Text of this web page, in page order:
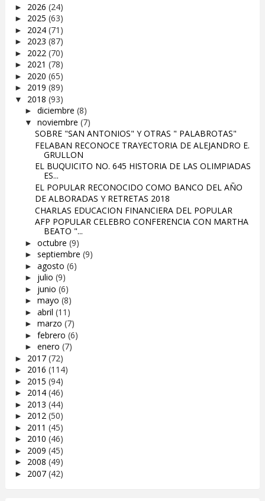
► 2026 (24)
► 2025 (63)
► 2024 (71)
► 2023 (87)
► 2022 (70)
► 2021 (78)
► 2020 (65)
► 2019 (89)
▼ 2018 (93)
► diciembre (8)
▼ noviembre (7)
SOBRE "SAN ANTONIOS" Y OTRAS " PALABROTAS"
FELABAN RECONOCE TRAYECTORIA DE ALEJANDRO E.
GRULLON
EL BUQUICITO NO. 645 HISTORIA DE LAS OLIMPIADAS
ES...
EL POPULAR RECONOCIDO COMO BANCO DEL AÑO
DE ALBORADAS Y RETRETAS 2018
CHARLAS EDUCACION FINANCIERA DEL POPULAR
AFP POPULAR CELEBRO CONFERENCIA CON MARTHA
BEATO "...
► octubre (9)
► septiembre (9)
► agosto (6)
► julio (9)
► junio (6)
► mayo (8)
► abril (11)
► marzo (7)
► febrero (6)
► enero (7)
► 2017 (72)
► 2016 (114)
► 2015 (94)
► 2014 (46)
► 2013 (44)
► 2012 (50)
► 2011 (45)
► 2010 (46)
► 2009 (45)
► 2008 (49)
► 2007 (42)